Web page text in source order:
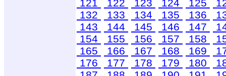
121
122 123 124 125
132
133 134 135 136
143
144 145 146 147
154
155 156 157 158
165
166 167 168 169
176
177 178 179 180